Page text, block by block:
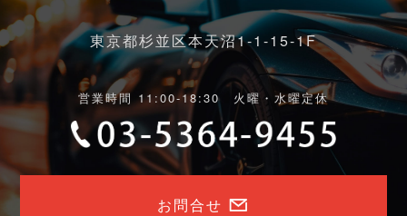
東京都杉並区本天沼1-1-15-1F
営業時間 11:00-18:30 火曜・水曜定休
お問合せ